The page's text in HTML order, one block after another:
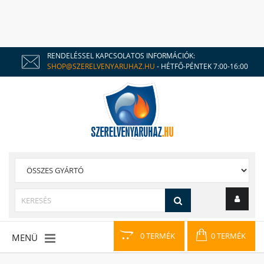
RENDELÉSSEL KAPCSOLATOS INFORMÁCIÓK:
SHOP@SZERELVENYARUHAZ.HU - HÉTFŐ-PÉNTEK 7:00-16:00
0 TERMÉK 0 TERMÉK
MENÜ